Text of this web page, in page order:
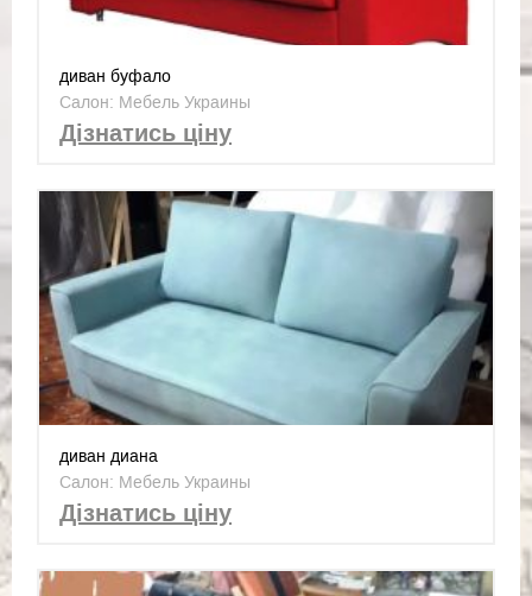
диван буфало
Салон: Мебель Украины
Дізнатись ціну
диван диана
Салон: Мебель Украины
Дізнатись ціну